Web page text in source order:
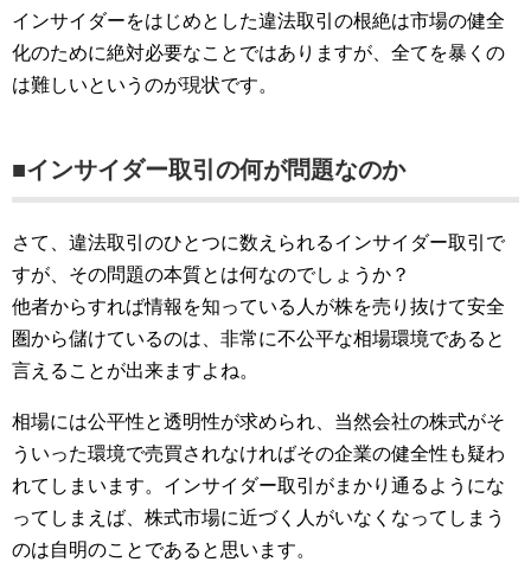
インサイダーをはじめとした違法取引の根絶は市場の健全
化のために絶対必要なことではありますが、全てを暴くの
は難しいというのが現状です。
■インサイダー取引の何が問題なのか
さて、違法取引のひとつに数えられるインサイダー取引で
すが、その問題の本質とは何なのでしょうか？
他者からすれば情報を知っている人が株を売り抜けて安全
圏から儲けているのは、非常に不公平な相場環境であると
言えることが出来ますよね。
相場には公平性と透明性が求められ、当然会社の株式がそ
ういった環境で売買されなければその企業の健全性も疑わ
れてしまいます。インサイダー取引がまかり通るようにな
ってしまえば、株式市場に近づく人がいなくなってしまう
のは自明のことであると思います。